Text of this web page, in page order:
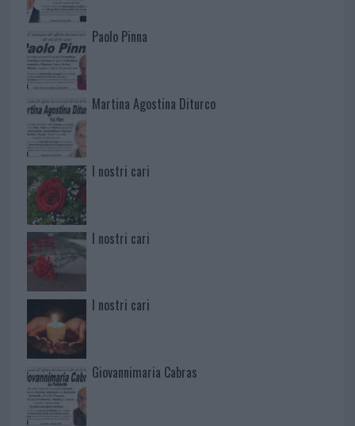
Paolo Pinna
Martina Agostina Diturco
I nostri cari
I nostri cari
I nostri cari
Giovannimaria Cabras